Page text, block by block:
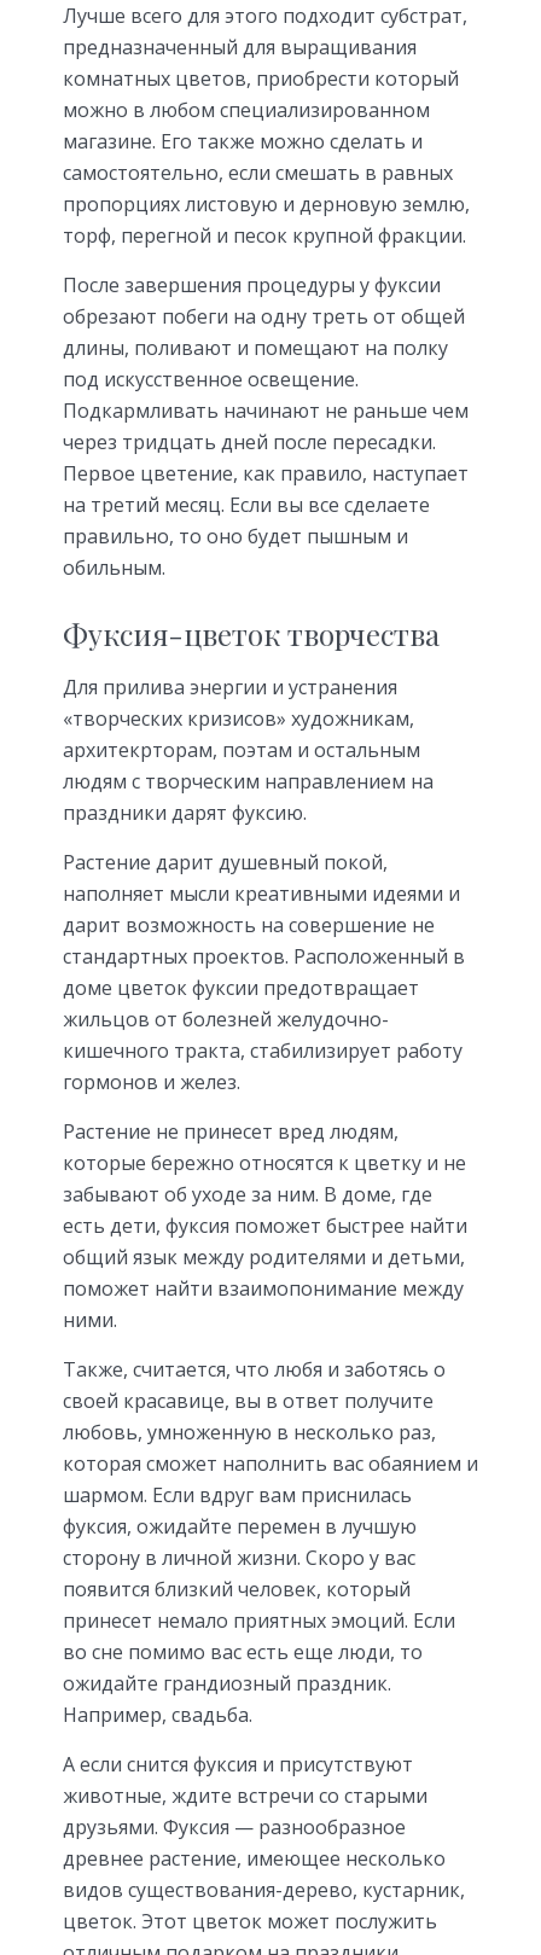
Лучше всего для этого подходит субстрат,
предназначенный для выращивания
комнатных цветов, приобрести который
можно в любом специализированном
магазине. Его также можно сделать и
самостоятельно, если смешать в равных
пропорциях листовую и дерновую землю,
торф, перегной и песок крупной фракции.
После завершения процедуры у фуксии
обрезают побеги на одну треть от общей
длины, поливают и помещают на полку
под искусственное освещение.
Подкармливать начинают не раньше чем
через тридцать дней после пересадки.
Первое цветение, как правило, наступает
на третий месяц. Если вы все сделаете
правильно, то оно будет пышным и
обильным.
Фуксия-цветок творчества
Для прилива энергии и устранения
«творческих кризисов» художникам,
архитекрторам, поэтам и остальным
людям с творческим направлением на
праздники дарят фуксию.
Растение дарит душевный покой,
наполняет мысли креативными идеями и
дарит возможность на совершение не
стандартных проектов. Расположенный в
доме цветок фуксии предотвращает
жильцов от болезней желудочно-
кишечного тракта, стабилизирует работу
гормонов и желез.
Растение не принесет вред людям,
которые бережно относятся к цветку и не
забывают об уходе за ним. В доме, где
есть дети, фуксия поможет быстрее найти
общий язык между родителями и детьми,
поможет найти взаимопонимание между
ними.
Также, считается, что любя и заботясь о
своей красавице, вы в ответ получите
любовь, умноженную в несколько раз,
которая сможет наполнить вас обаянием и
шармом. Если вдруг вам приснилась
фуксия, ожидайте перемен в лучшую
сторону в личной жизни. Скоро у вас
появится близкий человек, который
принесет немало приятных эмоций. Если
во сне помимо вас есть еще люди, то
ожидайте грандиозный праздник.
Например, свадьба.
А если снится фуксия и присутствуют
животные, ждите встречи со старыми
друзьями. Фуксия — разнообразное
древнее растение, имеющее несколько
видов существования-дерево, кустарник,
цветок. Этот цветок может послужить